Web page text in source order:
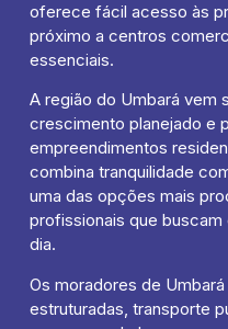
oferece fácil acesso às
próximo a centros
essenciais.
A região do Umbará vem
crescimento planejado e
empreendimentos
combina tranquilidade
uma das opções mais
profissionais que
dia.
Os moradores de
estruturadas, transporte